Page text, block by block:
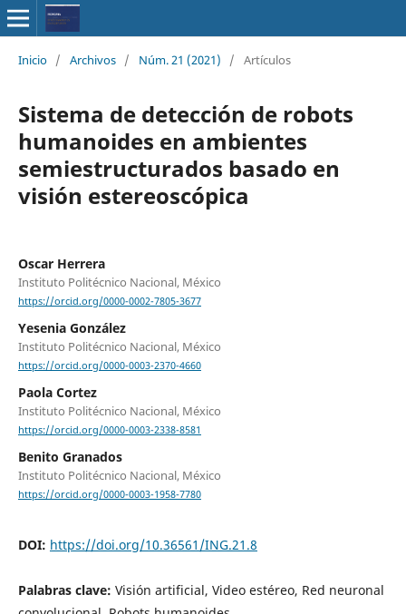
Inicio / Archivos / Núm. 21 (2021) / Artículos
Sistema de detección de robots
humanoides en ambientes
semiestructurados basado en
visión estereoscópica
Oscar Herrera
Instituto Politécnico Nacional, México
https://orcid.org/0000-0002-7805-3677
Yesenia González
Instituto Politécnico Nacional, México
https://orcid.org/0000-0003-2370-4660
Paola Cortez
Instituto Politécnico Nacional, México
https://orcid.org/0000-0003-2338-8581
Benito Granados
Instituto Politécnico Nacional, México
https://orcid.org/0000-0003-1958-7780
DOI: https://doi.org/10.36561/ING.21.8
Palabras clave: Visión artificial, Video estéreo, Red neuronal